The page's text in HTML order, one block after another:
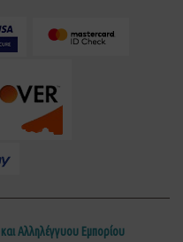
Αλληλέγγυου Εμπορίου